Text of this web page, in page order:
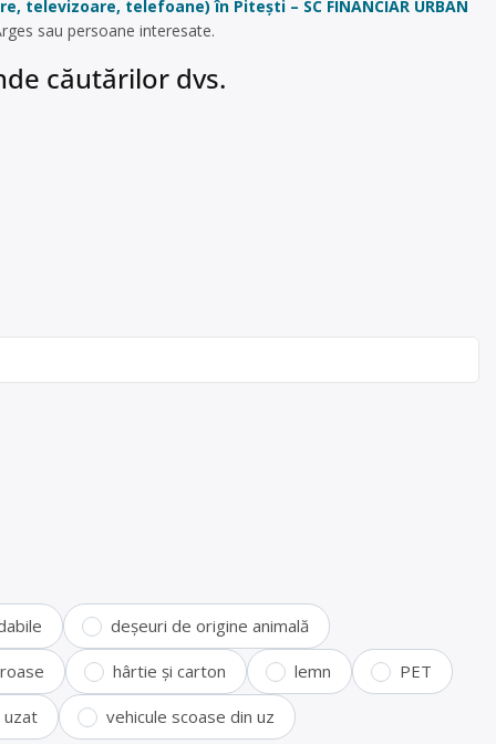
televizoare, telefoane) în Pitești – SC FINANCIAR URBAN
sau persoane interesate.
căutărilor dvs.
deșeuri de origine animală
hârtie și carton lemn PET
uzat vehicule scoase din uz